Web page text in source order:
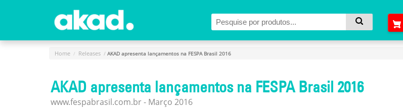
Menu Principal
Novidades
Home Releases AKAD apresenta lançamentos na FESPA Brasil 2016
AKAD apresenta lançamentos na FESPA Brasil 2016
www.fespabrasil.com.br - Março 2016